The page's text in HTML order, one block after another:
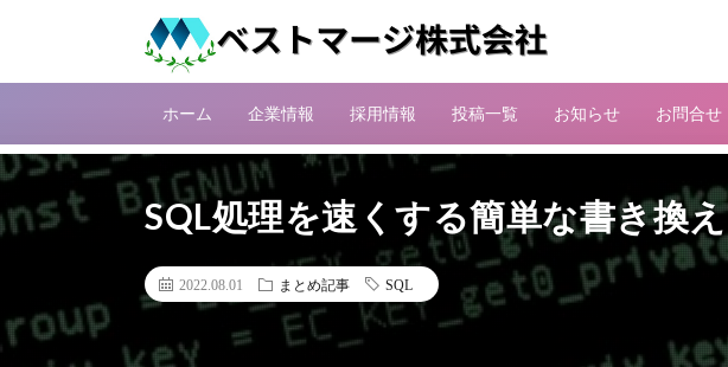
ホーム 企業情報 採用情報 投稿一覧 お知らせ お問合せ
SQL処理を速くする簡単な書き換え
2022.08.01 まとめ記事 SQL